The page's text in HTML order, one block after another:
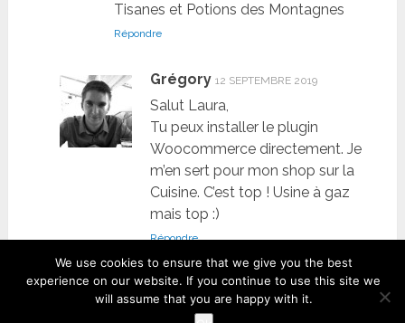
Tisanes et Potions des Montagnes
Répondre
Grégory 12 SEPTEMBRE 2019
Salut Laura,
Tu peux installer le plugin
Woocommerce directement. Je
m’en sert pour mon shop sur la
Cuisine. C’est top ! Usine à gaz
mais top :)
Répondre
Add a Comment
We use cookies to ensure that we give you the best
experience on our website. If you continue to use this site we
will assume that you are happy with it.